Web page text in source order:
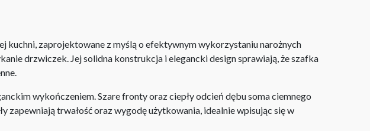
zaprojektowane z myślą o efektywnym wykorzystaniu narożnych
drzwiczek. Jej solidna konstrukcja i elegancki design sprawiają, że szafka
wykończeniem. Szare fronty oraz ciepły odcień dębu soma ciemnego
trwałość oraz wygodę użytkowania, idealnie wpisując się w